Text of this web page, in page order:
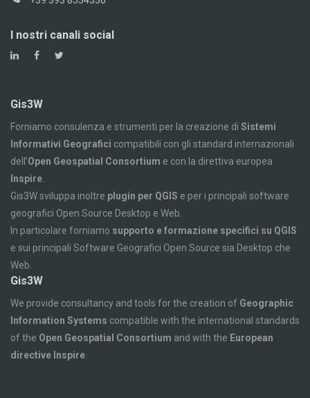
I nostri canali social
Gis3W
Forniamo consulenza e strumenti per la creazione di Sistemi
Informativi Geografici compatibili con gli standard internazionali
dell’Open Geospatial Consortium e con la direttiva europea
Inspire
Gis3W sviluppa inoltre plugin per QGIS e per i principali software
geografici Open Source Desktop e Web.
In particolare forniamo supporto e formazione specifici su QGIS
e sui principali Software Geografici Open Source sia Desktop che
Web.
Gis3W
We provide consultancy and tools for the creation of Geographic
Information Systems compatible with the international standards
of the Open Geospatial Consortium and with the European
directive Inspire